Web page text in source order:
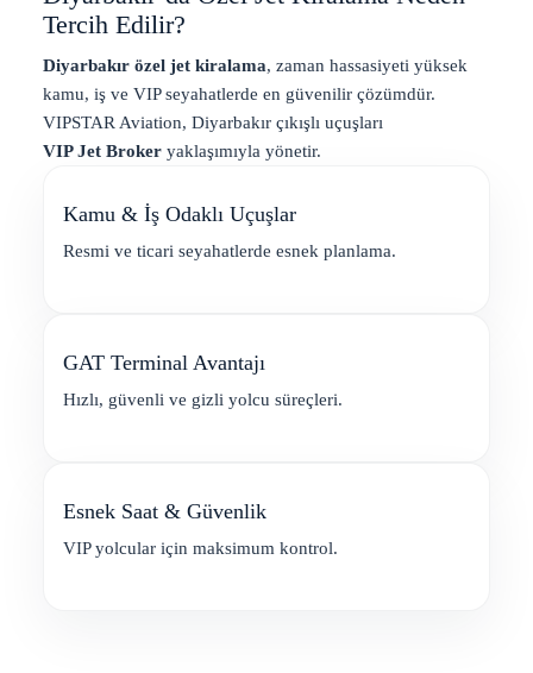
Tercih Edilir?
Diyarbakır özel jet kiralama, zaman hassasiyeti yüksek
kamu, iş ve VIP seyahatlerde en güvenilir çözümdür.
VIPSTAR Aviation, Diyarbakır çıkışlı uçuşları
VIP Jet Brokeryaklaşımıyla yönetir.
Kamu & İş Odaklı Uçuşlar
Resmi ve ticari seyahatlerde esnek planlama.
GAT Terminal Avantajı
Hızlı, güvenli ve gizli yolcu süreçleri.
Esnek Saat & Güvenlik
VIP yolcular için maksimum kontrol.